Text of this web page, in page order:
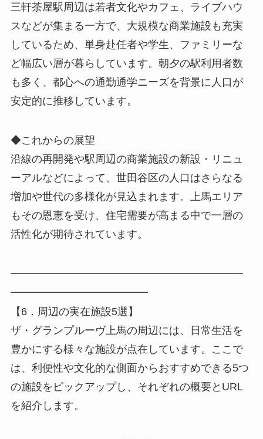
三軒茶屋駅周辺は若者文化やカフェ、ライブハウ
スなどが集まる一方で、大規模な商業施設も充実
しているため、単身赴任者や学生、ファミリーな
ど幅広い層が暮らしています。朝夕の駅利用者数
も多く、都心への通勤通学ニーズを背景に人口が
安定的に推移しています。
◆これからの展望
沿線の再開発や駅周辺の商業施設の新設・リニュ
ーアルなどによって、世田谷区の人口はさらなる
増加や世代の多様化が見込まれます。上馬エリア
もその恩恵を受け、住宅需要が高まる中で一層の
活性化が期待されています。
━━━━━━━━━━━━━━━━━━━━━━
━━━━━━━━━━━━━
【6．周辺の実在施設5選】
ザ・グランプルーヴ上馬の周辺には、日常生活を
豊かにする様々な施設が点在しています。ここで
は、利便性や文化的な側面からおすすめできる5つ
の施設をピックアップし、それぞれの概要とURL
を紹介します。